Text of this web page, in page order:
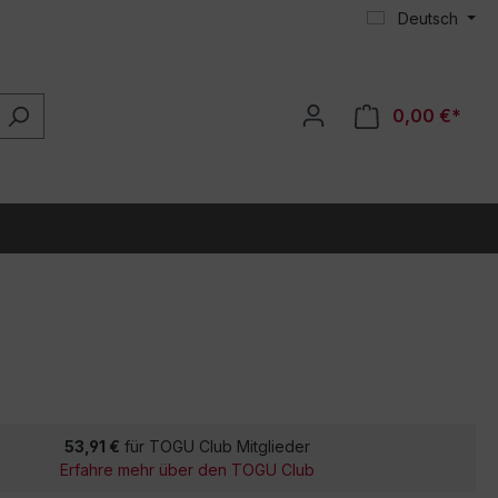
Deutsch
0,00 €*
53,91 € für TOGU Club Mitglieder
Erfahre mehr über den TOGU Club